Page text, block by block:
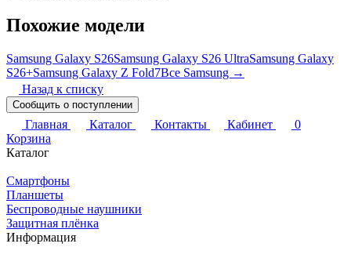
Похожие модели
Samsung Galaxy S26Samsung Galaxy S26 UltraSamsung Galaxy
S26+Samsung Galaxy Z Fold7Все Samsung →
Назад к списку
Сообщить о поступлении
Главная Каталог Контакты Кабинет
0
Корзина
Каталог
Смартфоны
Планшеты
Беспроводные наушники
Защитная плёнка
Информация